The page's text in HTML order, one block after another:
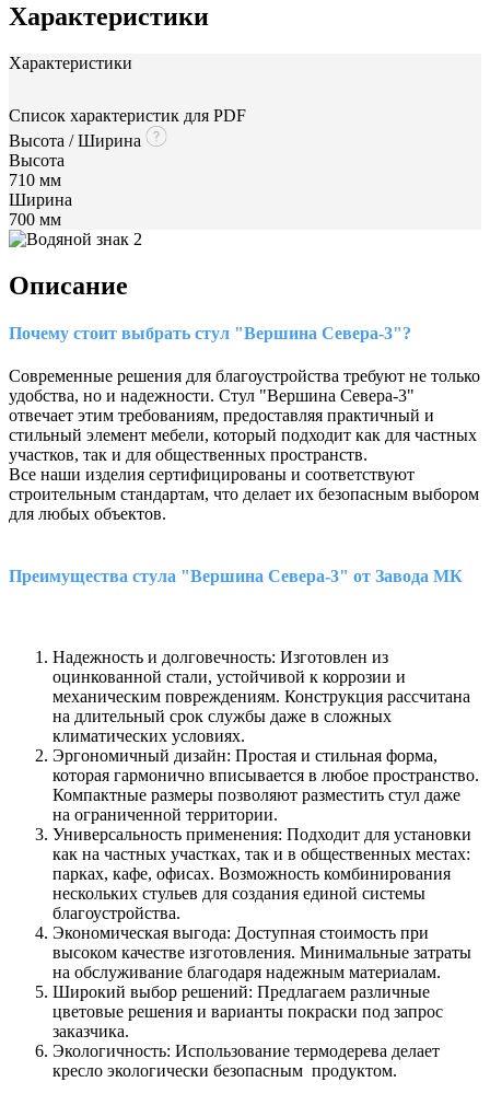
Характеристики
Характеристики
Список характеристик для PDF
Высота / Ширина
Высота
710 мм
Ширина
700 мм
Описание
Почему стоит выбрать стул "Вершина Севера-3"?
Современные решения для благоустройства требуют не только
удобства, но и надежности. Стул "Вершина Севера-3"
отвечает этим требованиям, предоставляя практичный и
стильный элемент мебели, который подходит как для частных
участков, так и для общественных пространств.
Все наши изделия сертифицированы и соответствуют
строительным стандартам, что делает их безопасным выбором
для любых объектов.
Преимущества стула "Вершина Севера-3" от Завода МК
Надежность и долговечность: Изготовлен из
оцинкованной стали, устойчивой к коррозии и
механическим повреждениям. Конструкция рассчитана
на длительный срок службы даже в сложных
климатических условиях.
Эргономичный дизайн: Простая и стильная форма,
которая гармонично вписывается в любое пространство.
Компактные размеры позволяют разместить стул даже
на ограниченной территории.
Универсальность применения: Подходит для установки
как на частных участках, так и в общественных местах:
парках, кафе, офисах. Возможность комбинирования
нескольких стульев для создания единой системы
благоустройства.
Экономическая выгода: Доступная стоимость при
высоком качестве изготовления. Минимальные затраты
на обслуживание благодаря надежным материалам.
Широкий выбор решений: Предлагаем различные
цветовые решения и варианты покраски под запрос
заказчика.
Экологичность: Использование термодерева делает
кресло экологически безопасным продуктом.